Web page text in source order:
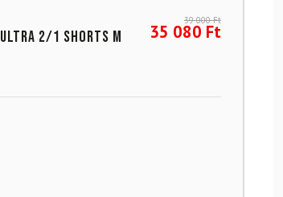
Ultra 2/1 Shorts M
39 000Ft
35 080 Ft